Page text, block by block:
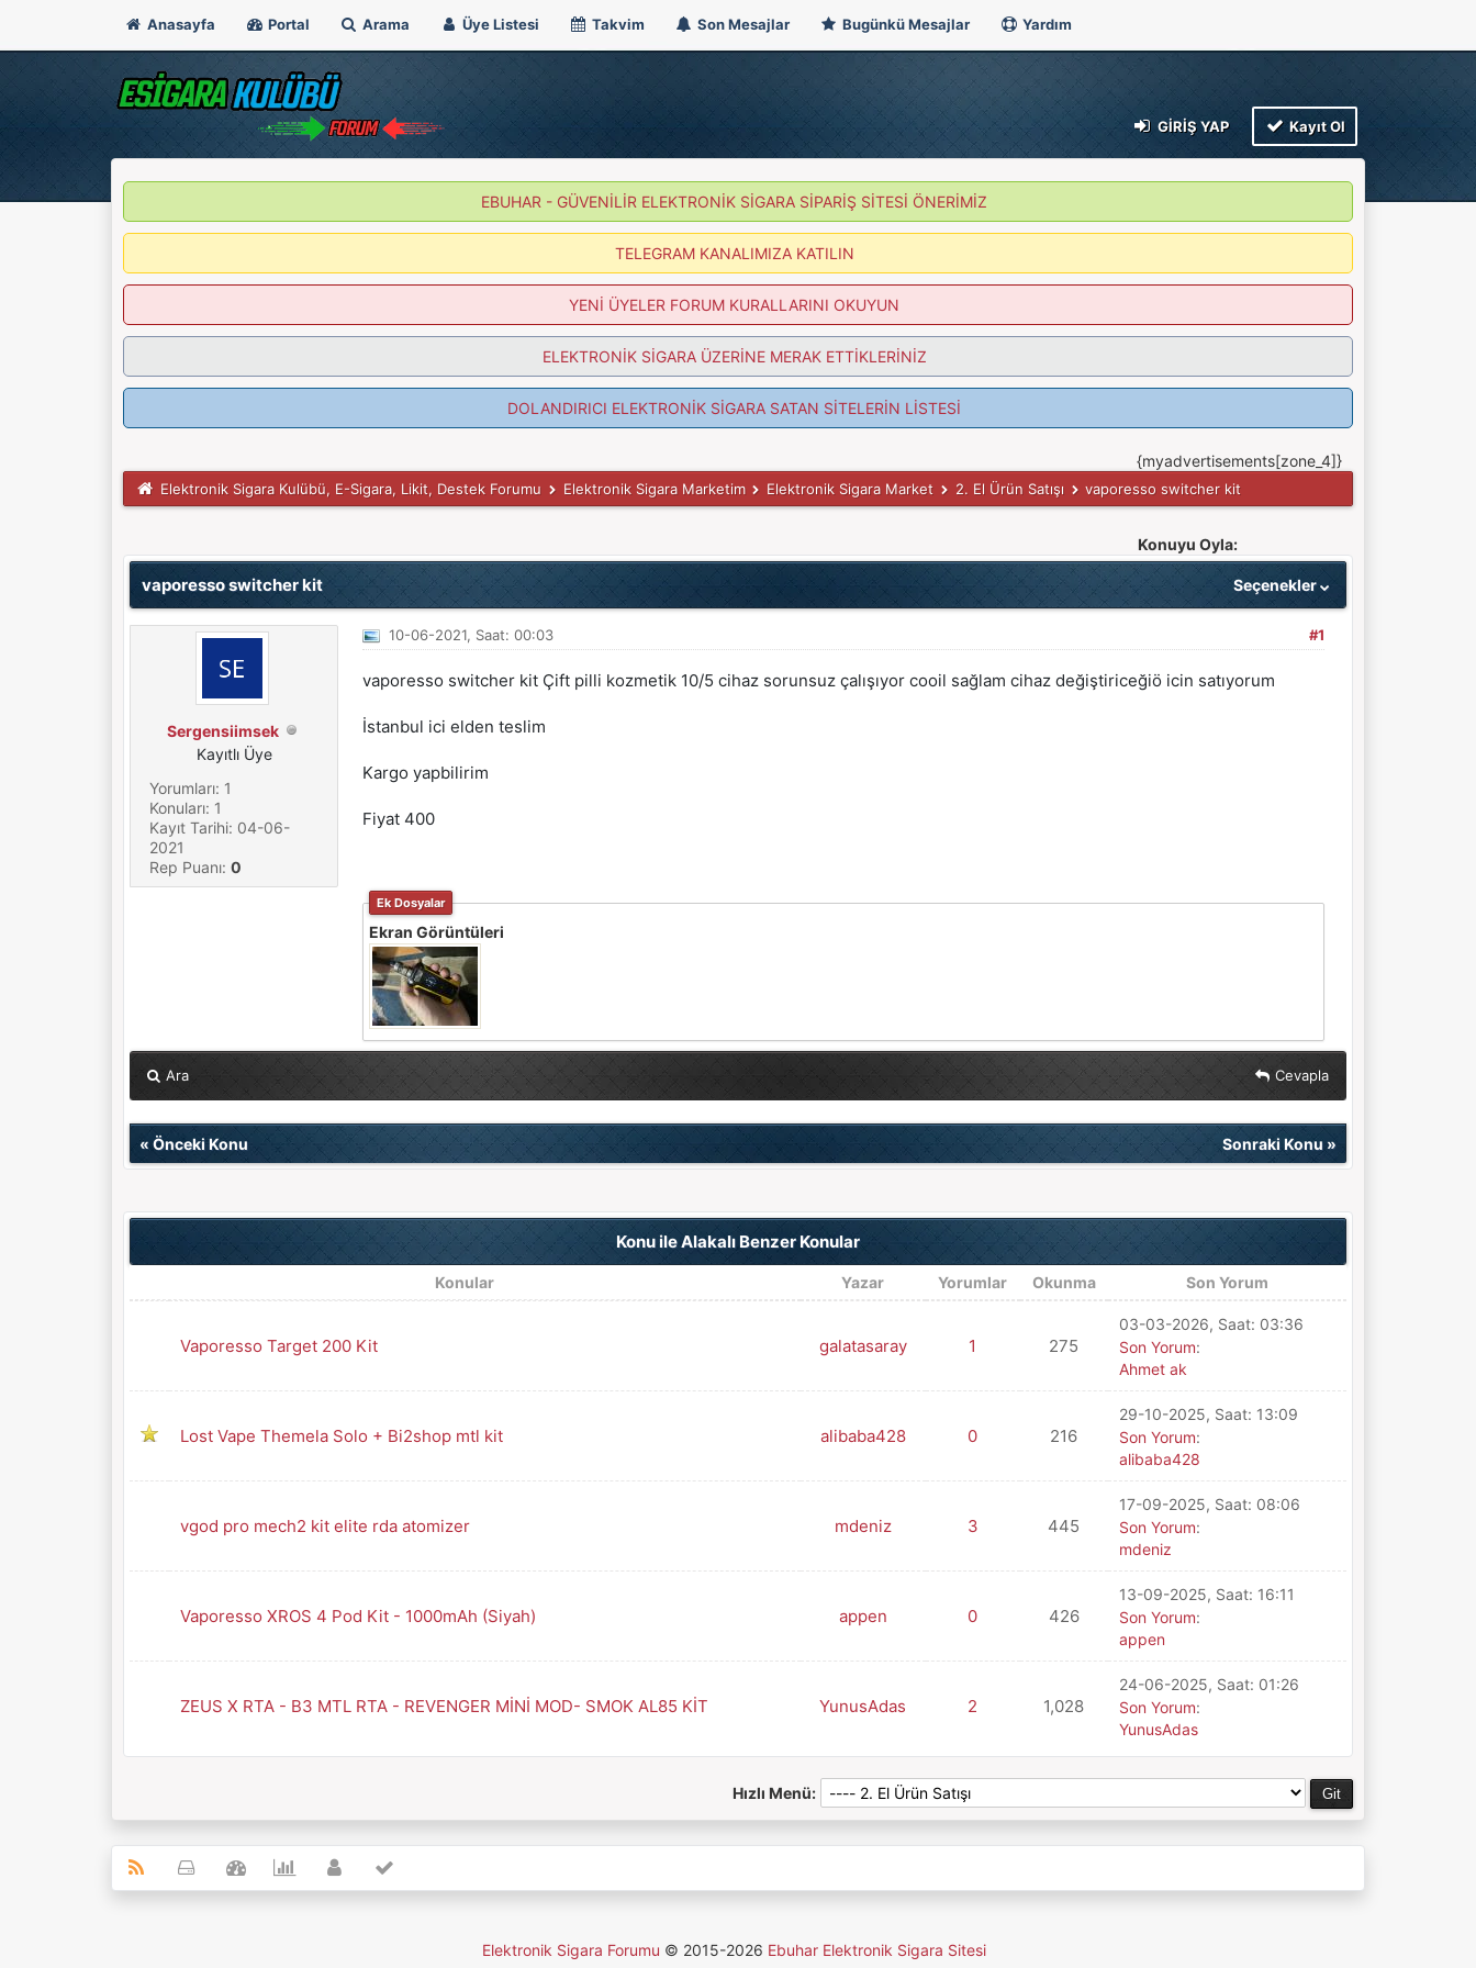
Anasayfa Portal Arama Üye Listesi Takvim Son Mesajlar Bugünkü Mesajlar Yardım
GIRIŞ YAP Kayıt Ol
EBUHAR - GÜVENİLİR ELEKTRONİK SİGARA SİPARİŞ SİTESİ ÖNERİMİZ
TELEGRAM KANALIMIZA KATILIN
YENİ ÜYELER FORUM KURALLARINI OKUYUN
ELEKTRONİK SİGARA ÜZERİNE MERAK ETTİKLERİNİZ
DOLANDIRICI ELEKTRONİK SİGARA SATAN SİTELERİN LİSTESİ
{myadvertisements[zone_4]}
Elektronik Sigara Kulübü, E-Sigara, Likit, Destek Forumu Elektronik Sigara Marketim Elektronik Sigara Market 2. El Ürün Satışı vaporesso switcher kit
Konuyu Oyla:
Seçenekler
vaporesso switcher kit
Sergensiimsek
Kayıtlı Üye
Yorumları: 1
Konuları: 1
Kayıt Tarihi: 04-06-
2021
Rep Puanı:0
#1
10-06-2021, Saat: 00:03
vaporesso switcher kit Çift pilli kozmetik 10/5 cihaz sorunsuz çalışıyor cooil sağlam cihaz değiştiriceğiö icin satıyorum
İstanbul ici elden teslim
Kargo yapbilirim
Fiyat 400
Ek Dosyalar
Ekran Görüntüleri
Ara Cevapla
« Önceki Konu Sonraki Konu »
Konu ile Alakalı Benzer Konular
Konular Yazar Yorumlar Okunma Son Yorum
Vaporesso Target 200 Kit galatasaray 1 275
03-03-2026, Saat: 03:36
Son Yorum:
Ahmet ak
Lost Vape Themela Solo + Bi2shop mtl kit alibaba428 0 216
29-10-2025, Saat: 13:09
Son Yorum:
alibaba428
vgod pro mech2 kit elite rda atomizer mdeniz 3 445
17-09-2025, Saat: 08:06
Son Yorum:
mdeniz
Vaporesso XROS 4 Pod Kit - 1000mAh (Siyah) appen 0 426
13-09-2025, Saat: 16:11
Son Yorum:
appen
ZEUS X RTA - B3 MTL RTA - REVENGER MİNİ MOD- SMOK AL85 KİT YunusAdas 2 1,028
24-06-2025, Saat: 01:26
Son Yorum:
YunusAdas
Hızlı Menü:
Elektronik Sigara Forumu © 2015-2026 Ebuhar Elektronik Sigara Sitesi